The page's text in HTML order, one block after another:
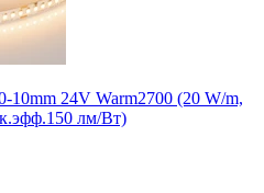
10mm 24V Warm2700 (20 W/m,
лм/Вт)